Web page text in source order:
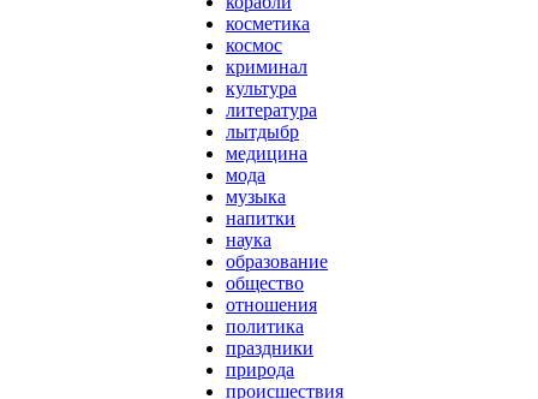
косметика
космос
криминал
культура
литература
лытдыбр
медицина
мода
музыка
напитки
наука
образование
общество
отношения
политика
праздники
природа
происшествия